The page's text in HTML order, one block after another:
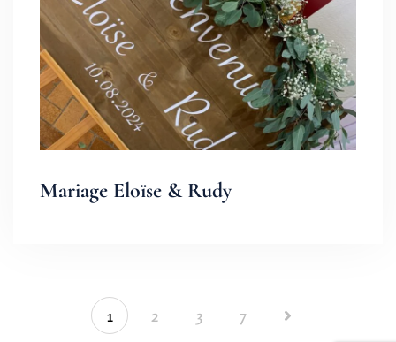
Mariage Eloïse & Rudy
1 2 3 7